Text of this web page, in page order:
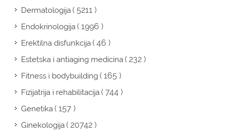
Dermatologija( 5211 )
Endokrinologija( 1996 )
Erektilna disfunkcija( 46 )
Estetska i antiaging medicina( 232 )
Fitness i bodybuilding( 165 )
Fizijatrija i rehabilitacija( 744 )
Genetika( 157 )
Ginekologija( 20742 )